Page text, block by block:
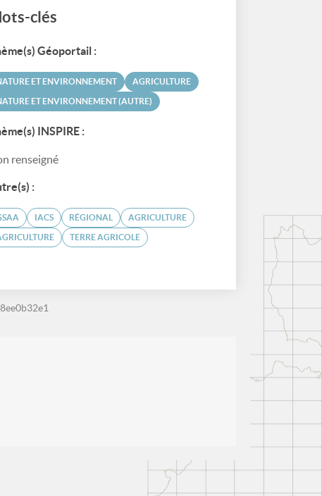
clés
Géoportail :
ET ENVIRONNEMENT AGRICULTURE
ET ENVIRONNEMENT (AUTRE)
INSPIRE :
renseigné
:
IACS RÉGIONAL AGRICULTURE
TERRE AGRICOLE